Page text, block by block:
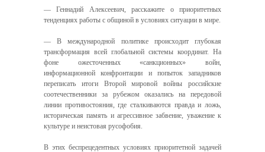
— Геннадий Алексеевич, расскажите о приоритетных
тенденциях работы с общиной в условиях ситуации в мире.
— В международной политике происходит глубокая
трансформация всей глобальной системы координат. На
фоне ожесточенных «санкционных» войн,
информационной конфронтации и попыток западников
переписать итоги Второй мировой войны российские
соотечественники за рубежом оказались на передовой
линии противостояния, где сталкиваются правда и ложь,
историческая память и агрессивное забвение, уважение к
культуре и неистовая русофобия.
В этих беспрецедентных условиях приоритетной задачей